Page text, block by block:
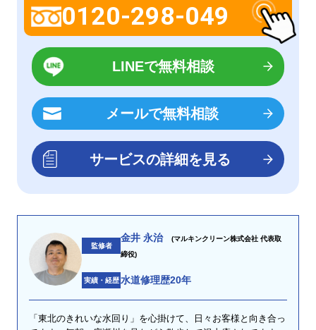
0120-298-049
LINEで無料相談
メールで無料相談
サービスの詳細を見る
監修者
金井 永治
(マルキンクリーン株式会社 代表取
締役)
実績・経歴 水道修理歴20年
「東北のきれいな水回り」を心掛けて、日々お客様と向き合っ